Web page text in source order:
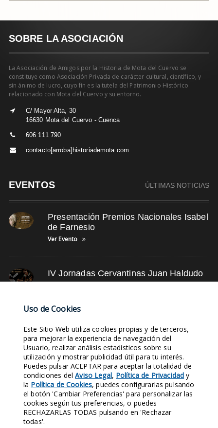
SOBRE LA ASOCIACIÓN
La Asociación de Amigos por la Historia de Mota del Cuervo se
constituye como Asociación Privada de carácter cultural, científico, y
sin ánimo de lucro, cuyo fin es la tutela del Patrimonio Histórico
relacionado con Mota del Cuervo y su entorno.
C/ Mayor Alta, 30
16630 Mota del Cuervo - Cuenca
606 111 790
contacto[arroba]historiademota.com
EVENTOS ÚLTIMAS NOTICIAS
Presentación Premios Nacionales Isabel
de Farnesio
Ver Evento
IV Jornadas Cervantinas Juan Haldudo
FOTOS ANTIGUAS PARTICIPA FOTOS DE MÚSICA COLABORACIÓN
FOTOS DE DEPORTES ÚLTIMAS NOTICIAS FOTOS DE OFICIOS LEYENDAS
RETRATOS ANTIGUOS FOTOS DE GRUPOS
Entra en nuestras Redes Sociales y síguenos. Conocerás nuestra
Historia al instante.
Uso de Cookies
Este Sitio Web utiliza cookies propias y de terceros,
para mejorar la experiencia de navegación del
Usuario, realizar análisis estadísticos sobre su
utilización y mostrar publicidad útil para tu interés.
Puedes pulsar ACEPTAR para aceptar la totalidad de
condiciones delAviso Legal, Política de Privacidad y
la Política de Cookies, puedes configurarlas pulsando
el botón 'Cambiar Preferencias' para personalizar las
cookies según tus preferencias, o puedes
RECHAZARLAS TODAS pulsando en 'Rechazar
todas'.